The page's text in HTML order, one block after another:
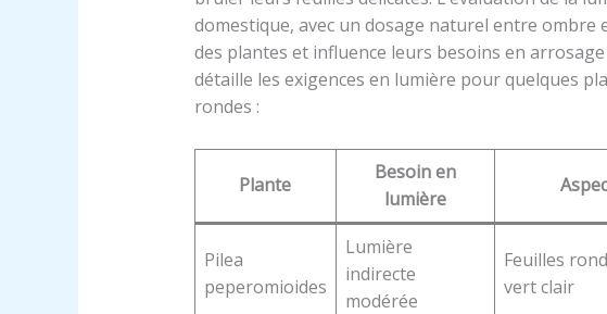
domestique, avec un dosage naturel entre
des plantes et influence leurs besoins en
détaille les exigences en lumière pour quelques
rondes :
Plante
Besoin en
lumière
Pilea
peperomioides
Lumière
indirecte
modérée
Feuilles
vert clair